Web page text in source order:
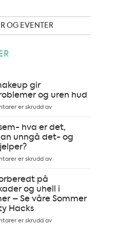
OG EVENTER
gir
og uren hud
er skrudd avfor
makeup
gir
hudproblemer
uren
hva er det,
unngå det- og
er skrudd avfor
er
det,
hvordan
det-
på
og uhell i
– Se våre Sommer
Hacks
er skrudd avfor